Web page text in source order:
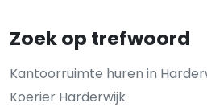
Zoek op trefwoord
Kantoorruimte huren in
Koerier Harderwijk